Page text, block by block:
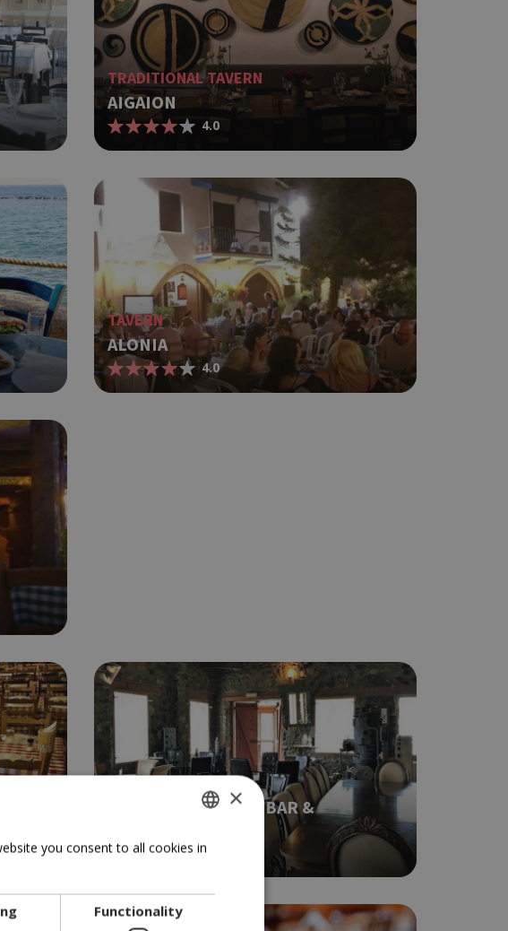
TRADITIONAL TAVERN
AIGAION
4.0
TAVERN
ALONIA
4.0
TAVERN
BERENGARIA CAFÉ, BAR &
3.5
GREEK
×
you consent to all cookies in
Functionality